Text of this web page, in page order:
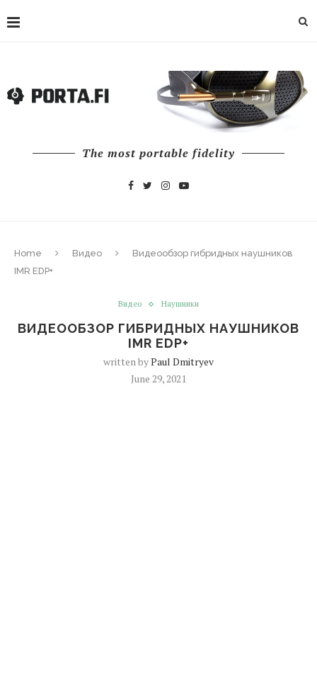
The most portable fidelity
Home Видео
Видеообзор гибридных наушников
IMR EDP+
Видео Наушники
ВИДЕООБЗОР ГИБРИДНЫХ НАУШНИКОВ
IMR EDP+
written byPaul Dmitryev
June 29, 2021